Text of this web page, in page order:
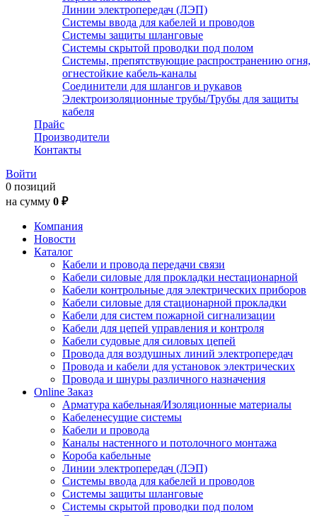
Линии электропередач (ЛЭП)
Системы ввода для кабелей и проводов
Системы защиты шланговые
Системы скрытой проводки под полом
Системы, препятствующие распространению огня,
огнестойкие кабель-каналы
Соединители для шлангов и рукавов
Электроизоляционные трубы/Трубы для защиты
кабеля
Прайс
Производители
Контакты
Войти
0 позиций
на сумму 0 ₽
Компания
Новости
Каталог
Кабели и провода передачи связи
Кабели силовые для прокладки нестационарной
Кабели контрольные для электрических приборов
Кабели силовые для стационарной прокладки
Кабели для систем пожарной сигнализации
Кабели для цепей управления и контроля
Кабели судовые для силовых цепей
Провода для воздушных линий электропередач
Провода и кабели для установок электрических
Провода и шнуры различного назначения
Online Заказ
Арматура кабельная/Изоляционные материалы
Кабеленесущие системы
Кабели и провода
Каналы настенного и потолочного монтажа
Короба кабельные
Линии электропередач (ЛЭП)
Системы ввода для кабелей и проводов
Системы защиты шланговые
Системы скрытой проводки под полом